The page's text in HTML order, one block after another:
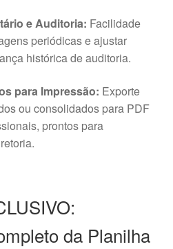
e Auditoria: Facilidade
periódicas e ajustar
histórica de auditoria.
para Impressão: Exporte
ou consolidados para PDF
prontos para
.
da Planilha